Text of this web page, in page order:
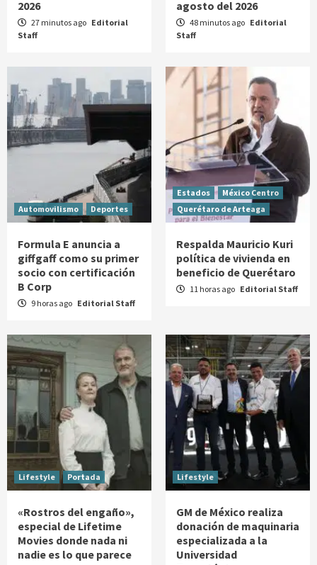
2026
27 minutos ago Editorial
Staff
agosto del 2026
48 minutos ago Editorial
Staff
Automovilismo Deportes
Formula E anuncia a
giffgaff como su primer
socio con certificación
B Corp
9 horas ago Editorial Staff
Estados
México Centro
Querétaro de Arteaga
Respalda Mauricio Kuri
política de vivienda en
beneficio de Querétaro
11 horas ago Editorial Staff
Lifestyle Portada
«Rostros del engaño»,
especial de Lifetime
Movies donde nada ni
nadie es lo que parece
Lifestyle
GM de México realiza
donación de maquinaria
especializada a la
Universidad